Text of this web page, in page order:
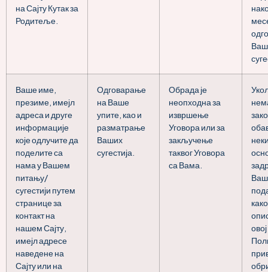
на Сајту Кутак за
Родитеље.
Ваш
Ваше име,
презиме, имејл
адреса и друге
информације
које одлучите да
поделите са
нама у Вашем
питању/
сугестији путем
странице за
контакт на
нашем Сајту,
имејл адресе
наведене на
Сајту или на
Одговарање
на Ваше
упите, као и
разматрање
Ваших
сугестија.
Обрада је
неопходна за
извршење
Уговора или за
закључење
таквог Уговора
са Вама.
овој